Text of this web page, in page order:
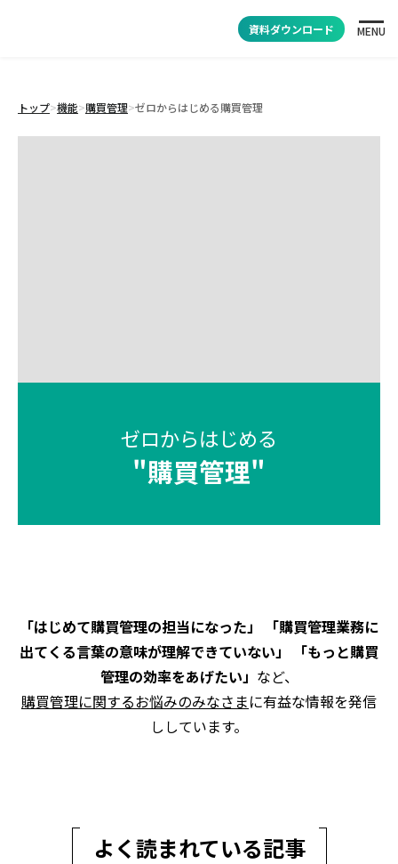
資料ダウンロード MENU
トップ>機能>購買管理>ゼロからはじめる購買管理
ゼロからはじめる
"購買管理"
「はじめて購買管理の担当になった」 「購買管理業務に
出てくる言葉の意味が理解できていない」 「もっと購買
管理の効率をあげたい」 など、
購買管理に関するお悩みのみなさまに有益な情報を発信
ししています。
よく読まれている記事